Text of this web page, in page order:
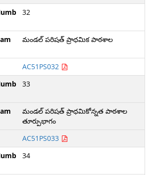
32
మండల్ పరిషత్ ప్రాధమిక పాఠశాల
AC51PS032
33
మండల్ పరిషత్ ప్రాధమికోన్నత పాఠశాల
తూర్పుభాగం
AC51PS033
34